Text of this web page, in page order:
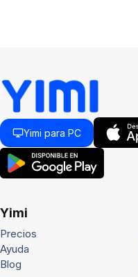
Yimi para PC
Yimi
Precios
Ayuda
Blog